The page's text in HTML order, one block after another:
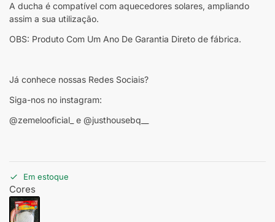
A ducha é compatível com aquecedores solares, ampliando
assim a sua utilização.
OBS: Produto Com Um Ano De Garantia Direto de fábrica.
Já conhece nossas Redes Sociais?
Siga-nos no instagram:
@zemelooficial_ e @justhousebq__
Em estoque
Cores